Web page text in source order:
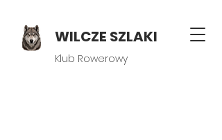
WILCZE SZLAKI
Klub Rowerowy